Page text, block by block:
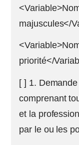
majuscules</
priorité</
[ ] 1.
comprenant
et la
par le ou les